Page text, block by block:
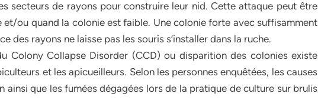
secteurs de rayons pour construire leur nid. Cette attaque peut être
ou quand la colonie est faible. Une colonie forte avec suffisamment
des rayons ne laisse pas les souris s’installer dans la ruche.
Colony Collapse Disorder (CCD) ou disparition des colonies existe
et les apicueilleurs. Selon les personnes enquêtées, les causes
que les fumées dégagées lors de la pratique de culture sur brulis